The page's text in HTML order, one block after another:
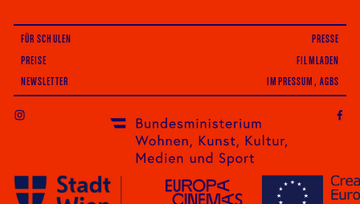
FÜR SCHULEN
PRESSE
PREISE
FILMLADEN
NEWSLETTER IMPRESSUM, AGBS